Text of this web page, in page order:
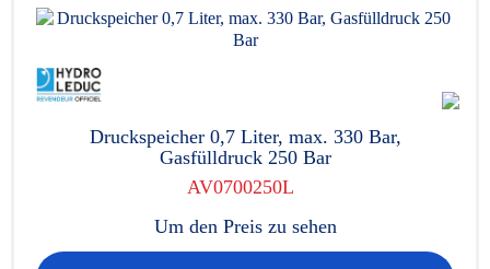
Druckspeicher 0,7 Liter, max. 330 Bar,
Gasfülldruck 250 Bar
AV0700250L
Um den Preis zu sehen